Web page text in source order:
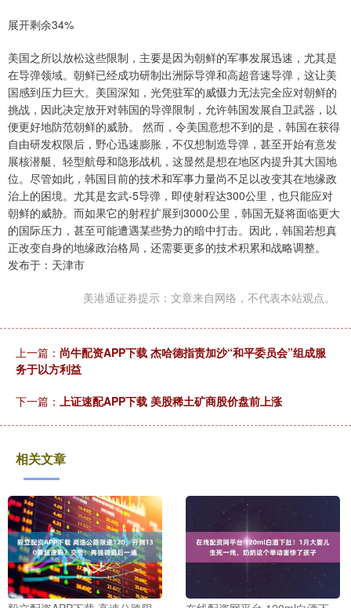
展开剩余34%
美国之所以放松这些限制，主要是因为朝鲜的军事发展迅速，尤其是
在导弹领域。朝鲜已经成功研制出洲际导弹和高超音速导弹，这让美
国感到压力巨大。美国深知，光凭驻军的威慑力无法完全应对朝鲜的
挑战，因此决定放开对韩国的导弹限制，允许韩国发展自卫武器，以
便更好地防范朝鲜的威胁。 然而，令美国意想不到的是，韩国在获得
自由研发权限后，野心迅速膨胀，不仅想制造导弹，甚至开始有意发
展核潜艇、轻型航母和隐形战机，这显然是想在地区内提升其大国地
位。尽管如此，韩国目前的技术和军事力量尚不足以改变其在地缘政
治上的困境。尤其是玄武-5导弹，即使射程达300公里，也只能应对
朝鲜的威胁。而如果它的射程扩展到3000公里，韩国无疑将面临更大
的国际压力，甚至可能遭遇某些势力的暗中打击。因此，韩国若想真
正改变自身的地缘政治格局，还需要更多的技术积累和战略调整。
发布于：天津市
美港通证券提示：文章来自网络，不代表本站观点。
上一篇： 尚牛配资APP下载 杰哈德指责加沙“和平委员会”组成服
务于以方利益
下一篇： 上证速配APP下载 美股稀土矿商股价盘前上涨
相关文章